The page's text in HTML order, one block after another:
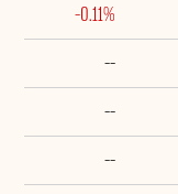
-0.11%
--
--
--